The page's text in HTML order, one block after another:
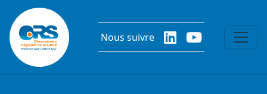
Aller au contenu principal
Nous suivre